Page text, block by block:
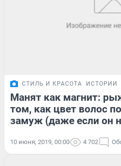
СТИЛЬ И КРАСОТА ИСТОРИИ
Манят как магнит:
том, как цвет волос
замуж (даже если он
10 июня, 2019, 00:00 4 702